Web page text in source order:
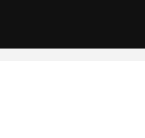
peças realmente